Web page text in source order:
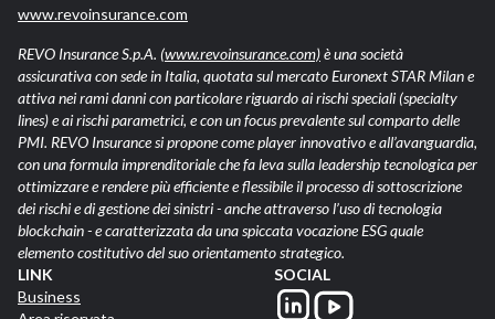
www.revoinsurance.com
REVO Insurance S.p.A. (www.revoinsurance.com)è una società
assicurativa con sede in Italia, quotata sul mercato Euronext STAR Milan e
attiva nei rami danni con particolare riguardo ai rischi speciali (specialty
lines) e ai rischi parametrici, e con un focus prevalente sul comparto delle
PMI. REVO Insurance si propone come player innovativo e all’avanguardia,
con una formula imprenditoriale che fa leva sulla leadership tecnologica per
ottimizzare e rendere più efficiente e flessibile il processo di sottoscrizione
dei rischi e di gestione dei sinistri - anche attraverso l’uso di tecnologia
blockchain - e caratterizzata da una spiccata vocazione ESG quale
elemento costitutivo del suo orientamento strategico.
LINK
Business
SOCIAL